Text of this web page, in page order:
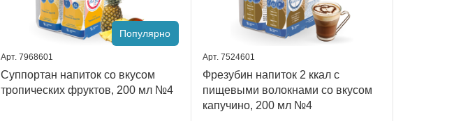
Популярно
Арт. 7968601
Суппортан напиток со вкусом
тропических фруктов, 200 мл №4
Арт. 7524601
Фрезубин напиток 2 ккал с
пищевыми волокнами со вкусом
капучино, 200 мл №4